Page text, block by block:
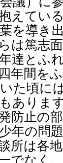
えてい
を導き
は篤志
達とふ
年間を
た頃に
ありま
防止の
年の問
所は各